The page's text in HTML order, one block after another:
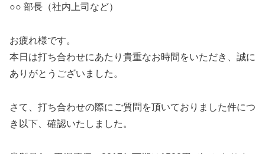
○○ 部長（社内上司など）
お疲れ様です。
本日は打ち合わせにあたり貴重なお時間をいただき、誠に
ありがとうございました。
さて、打ち合わせの際にご質問を頂いておりました件につ
き以下、確認いたしました。